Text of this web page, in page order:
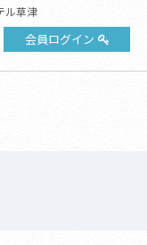
ル草津
会員ログイン